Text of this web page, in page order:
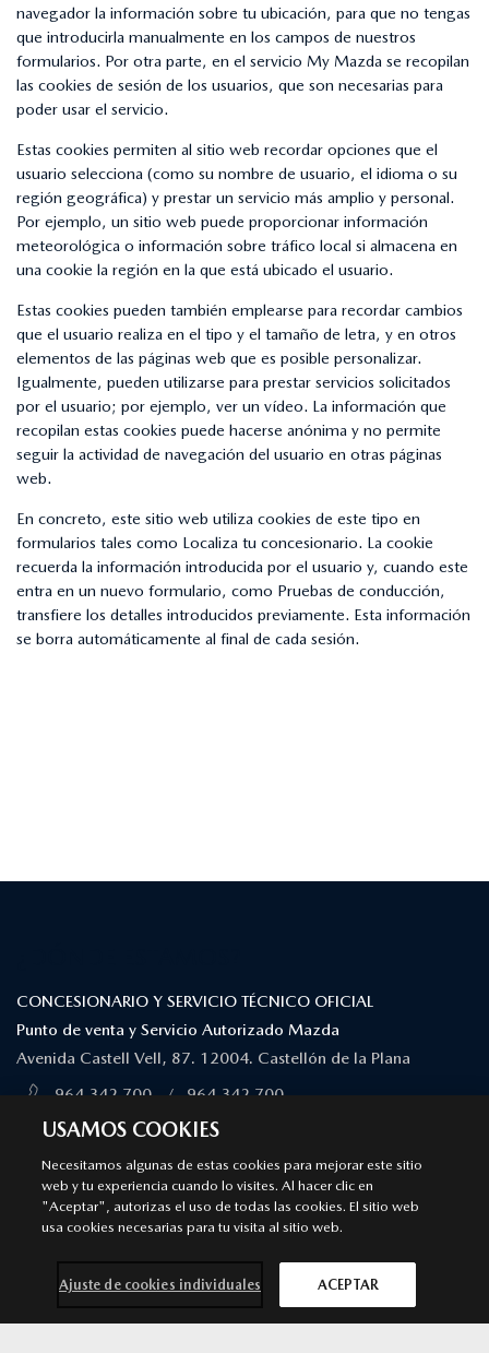
navegador la información sobre tu ubicación, para que no tengas
que introducirla manualmente en los campos de nuestros
formularios. Por otra parte, en el servicio My Mazda se recopilan
las cookies de sesión de los usuarios, que son necesarias para
poder usar el servicio.
Estas cookies permiten al sitio web recordar opciones que el
usuario selecciona (como su nombre de usuario, el idioma o su
región geográfica) y prestar un servicio más amplio y personal.
Por ejemplo, un sitio web puede proporcionar información
meteorológica o información sobre tráfico local si almacena en
una cookie la región en la que está ubicado el usuario.
Estas cookies pueden también emplearse para recordar cambios
que el usuario realiza en el tipo y el tamaño de letra, y en otros
elementos de las páginas web que es posible personalizar.
Igualmente, pueden utilizarse para prestar servicios solicitados
por el usuario; por ejemplo, ver un vídeo. La información que
recopilan estas cookies puede hacerse anónima y no permite
seguir la actividad de navegación del usuario en otras páginas
web.
En concreto, este sitio web utiliza cookies de este tipo en
formularios tales como Localiza tu concesionario. La cookie
recuerda la información introducida por el usuario y, cuando este
entra en un nuevo formulario, como Pruebas de conducción,
transfiere los detalles introducidos previamente. Esta información
se borra automáticamente al final de cada sesión.
CONCESIONARIO Y SERVICIO TÉCNICO OFICIAL
Punto de venta y Servicio Autorizado Mazda
Avenida Castell Vell, 87. 12004. Castellón de la Plana
964 342 700
/
964 342 700
MÁS INFORMACIÓN
Ley de Servicios Digitales
© 2026 Mazda España | Todos los derechos reservados |
SÍGUENOS EN
USAMOS COOKIES
Necesitamos algunas de estas cookies para mejorar este sitio
web y tu experiencia cuando lo visites. Al hacer clic en
"Aceptar", autorizas el uso de todas las cookies. El sitio web
usa cookies necesarias para tu visita al sitio web.
Ajuste de cookies individuales ACEPTAR